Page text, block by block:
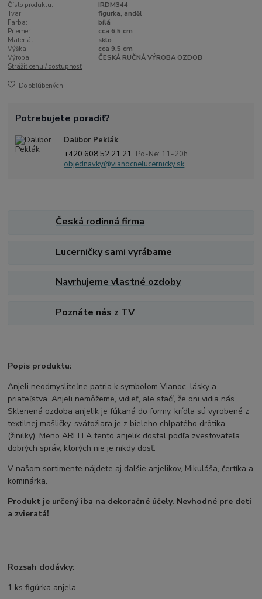
Číslo produktu:
IRDM344
Tvar:
figurka, anděl
Farba:
bílá
Priemer:
cca 6,5 cm
Materiál:
sklo
Výška:
cca 9,5 cm
Výroba:
ČESKÁ RUČNÁ VÝROBA OZDOB
Strážiť cenu / dostupnosť
Do obľúbených
Potrebujete poradiť?
Dalibor Peklák
+420 608 52 21 21 Po-Ne: 11-20h
objednavky@vianocnelucernicky.sk
Česká rodinná firma
Lucerničky sami vyrábame
Navrhujeme vlastné ozdoby
Poznáte nás z TV
Popis produktu:
Anjeli neodmysliteľne patria k symbolom Vianoc, lásky a
priateľstva. Anjeli nemôžeme, vidieť, ale stačí, že oni vidia nás.
Sklenená ozdoba anjelik je fúkaná do formy, krídla sú vyrobené z
textilnej mašličky, svätožiara je z bieleho chlpatého drôtika
(žinilky). Meno ARELLA tento anjelik dostal podľa zvestovateľa
dobrých správ, ktorých nie je nikdy dosť.
V našom sortimente nájdete aj ďalšie anjelikov, Mikuláša, čertíka a
kominárka.
Produkt je určený iba na dekoračné účely. Nevhodné pre deti
a zvieratá!
Rozsah dodávky:
1 ks figúrka anjela